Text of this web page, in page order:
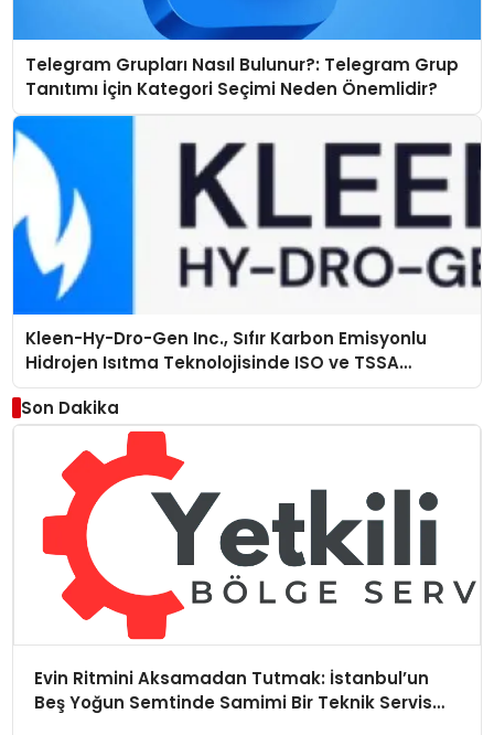
Telegram Grupları Nasıl Bulunur?: Telegram Grup
Tanıtımı İçin Kategori Seçimi Neden Önemlidir?
Kleen-Hy-Dro-Gen Inc., Sıfır Karbon Emisyonlu
Hidrojen Isıtma Teknolojisinde ISO ve TSSA
Düzenleyici Onaylarını Aldı
Son Dakika
Evin Ritmini Aksamadan Tutmak: İstanbul’un
Beş Yoğun Semtinde Samimi Bir Teknik Servis